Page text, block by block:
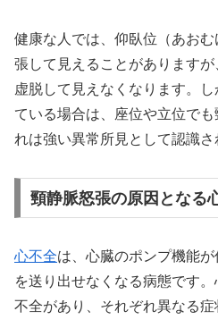
健康な人では、仰臥位（あお
張して見えることがあります
虚脱して見えなくなります。
ている場合は、座位や立位で
れは強い異常所見として認識さ
頸静脈怒張の原因となる
心不全は、心臓のポンプ機能
を送り出せなくなる病態です
不全があり、それぞれ異なる症